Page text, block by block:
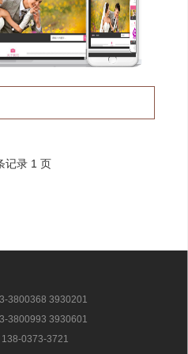
记录 1 页
3800368 3930201
3800993 3930601
0373-3721